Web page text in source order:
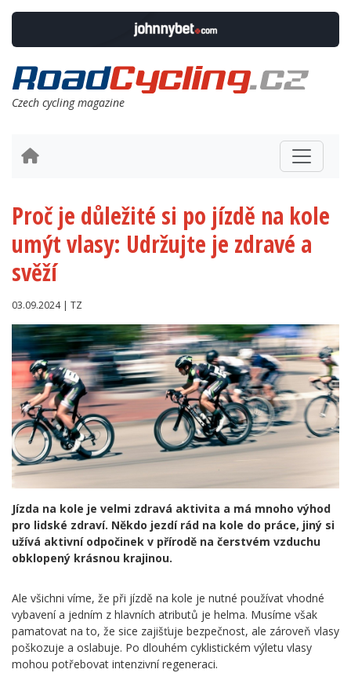
Czech cycling magazine
Proč je důležité si po jízdě na kole
umýt vlasy: Udržujte je zdravé a
svěží
03.09.2024 | TZ
Jízda na kole je velmi zdravá aktivita a má mnoho výhod
pro lidské zdraví. Někdo jezdí rád na kole do práce, jiný si
užívá aktivní odpočinek v přírodě na čerstvém vzduchu
obklopený krásnou krajinou.
Ale všichni víme, že při jízdě na kole je nutné používat vhodné
vybavení a jedním z hlavních atributů je helma. Musíme však
pamatovat na to, že sice zajišťuje bezpečnost, ale zároveň vlasy
poškozuje a oslabuje. Po dlouhém cyklistickém výletu vlasy
mohou potřebovat intenzivní regeneraci.